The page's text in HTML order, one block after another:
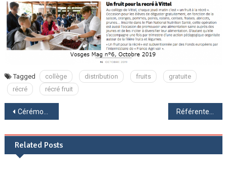
Tagged collège distribution fruits
gratuite
récré
récré fruit
Navigation
de
l’article
Cérémonie de remise des diplômes du Brevet 2019 Référente TSLA au collège
Related Posts